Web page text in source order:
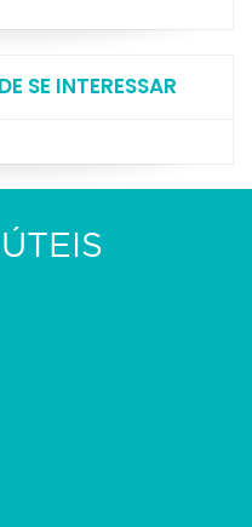
SE INTERESSAR